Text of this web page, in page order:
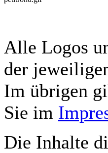
Alle Logos
der
Im übrigen
Sie im
Die Inhalte